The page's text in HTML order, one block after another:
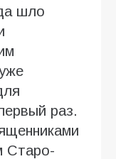
шло
раз.
Старо-